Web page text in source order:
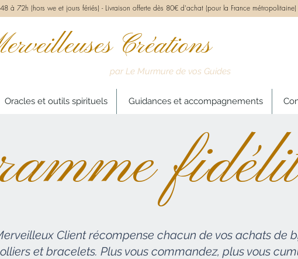
à 72h (hors we et jours fériés) - Livraison offerte dès 80€ d'achat (pour la France métropolitaine)
Créations
par Le Murmure de vos Guides
Oracles et outils spirituels Guidances et accompagnements
Client récompense chacun de vos achats de
et bracelets. Plus vous commandez, plus vous